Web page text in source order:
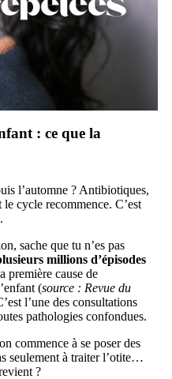
: ce que la
l’automne ? Antibiotiques,
cycle recommence. C’est
sache que tu n’es pas
millions d’épisodes
première cause de
(source : Revue du
l’une des consultations
pathologies confondues.
commence à se poser des
seulement à traiter l’otite…
?